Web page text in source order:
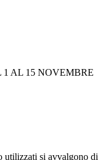
AL 15 NOVEMBRE
utilizzati si avvalgono di